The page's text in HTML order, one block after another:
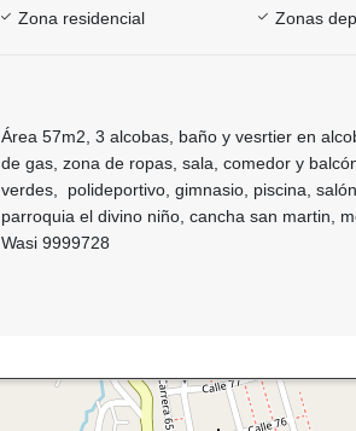
Zona residencial
Zonas
Área 57m2, 3 alcobas, baño y vesrtier en
de gas, zona de ropas, sala, comedor y
verdes, polideportivo, gimnasio, piscina,
parroquia el divino niño, cancha san martin,
Wasi 9999728